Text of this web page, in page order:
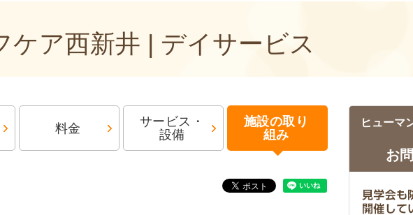
ケア西新井 | デイサービス
料金
サービス・
設備
施設の取り
組み
ヒューマ
お